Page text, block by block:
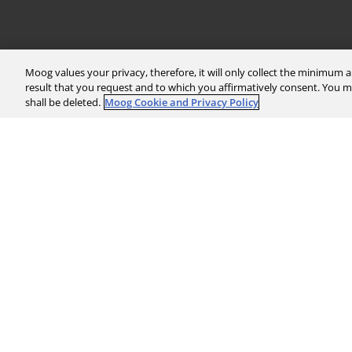
The Company
About Us
News & Events
Investors
Financials
Stock Info
Moog values your privacy, therefore, it will only collect the minimum
result that you request and to which you affirmatively consent. You
shall be deleted. Moog Cookie and Privacy Policy